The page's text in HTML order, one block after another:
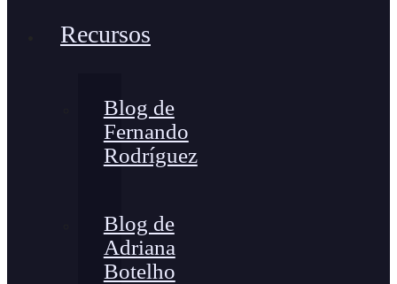
Recursos
Blog de
Fernando
Rodríguez
Blog de
Adriana
Botelho